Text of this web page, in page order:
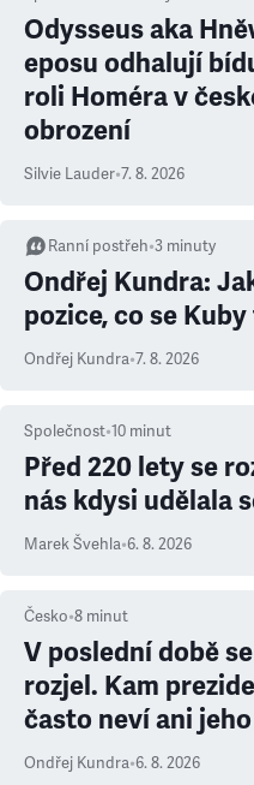
Odysseus aka
eposu odhalují
roli Homéra v
obrození
Silvie Lauder•7. 8. 2026
Ranní postřeh•3 minuty
Ondřej Kundra:
pozice, co se
Ondřej Kundra•7. 8. 2026
Společnost•10 minut
Před 220 lety se
nás kdysi udělala
Marek Švehla•6. 8. 2026
Česko•8 minut
V poslední době
rozjel. Kam
často neví ani
Ondřej Kundra•6. 8. 2026